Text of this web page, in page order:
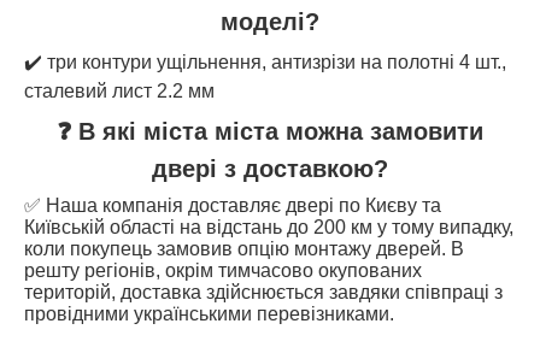
моделі?
✔️ три контури ущільнення, антизрізи на полотні 4 шт.,
сталевий лист 2.2 мм
❓ В які міста міста можна замовити
двері з доставкою?
✅ Наша компанія доставляє двері по Києву та
Київській області на відстань до 200 км у тому випадку,
коли покупець замовив опцію монтажу дверей. В
решту регіонів, окрім тимчасово окупованих
територій, доставка здійснюється завдяки співпраці з
провідними українськими перевізниками.